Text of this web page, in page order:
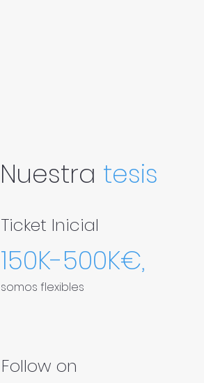
Nuestra tesis
Ticket Inicial
150K-500K€,
somos flexibles
Follow on